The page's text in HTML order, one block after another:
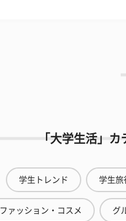
「大学生活」
学生トレンド 学生旅
ファッション・コスメ グ